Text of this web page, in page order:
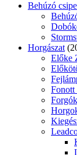
Behúzó
Horgászat
Előke
Fonott